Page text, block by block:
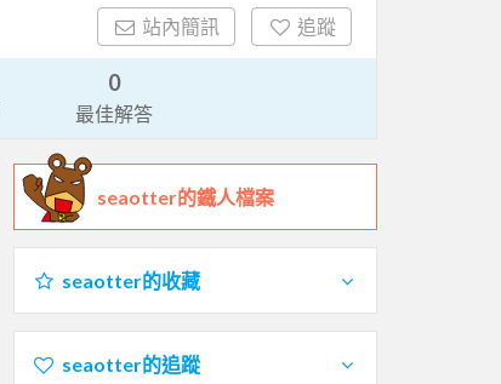
站內簡訊 追蹤
0
最佳解答
seaotter的鐵人檔案
seaotter的收藏
seaotter的追蹤